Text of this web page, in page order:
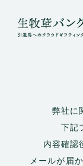
弊社に
下記
内容確認
メールが届